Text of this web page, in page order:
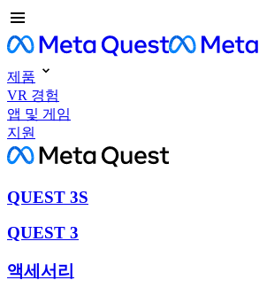
제품
VR 경험
앱 및 게임
지원
QUEST 3S
QUEST 3
액세서리